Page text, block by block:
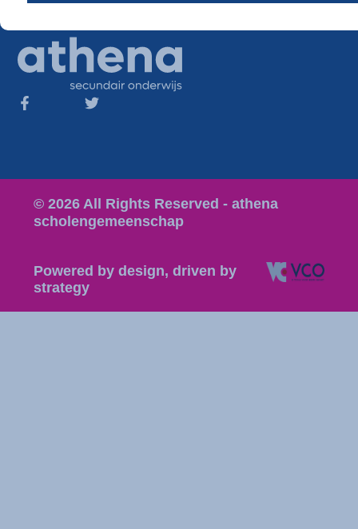
© 2026 All Rights Reserved - athena
scholengemeenschap
Powered by design, driven by
strategy